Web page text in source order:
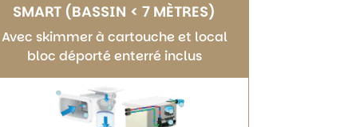
SMART (BASSIN < 7 MÈTRES)
Avec skimmer à cartouche et local
bloc déporté enterré inclus